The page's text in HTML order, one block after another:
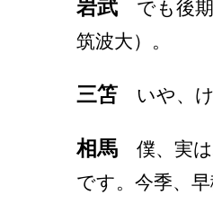
岩武 でも後
筑波大）。
三笘 いや、
相馬 僕、実は
です。今季、